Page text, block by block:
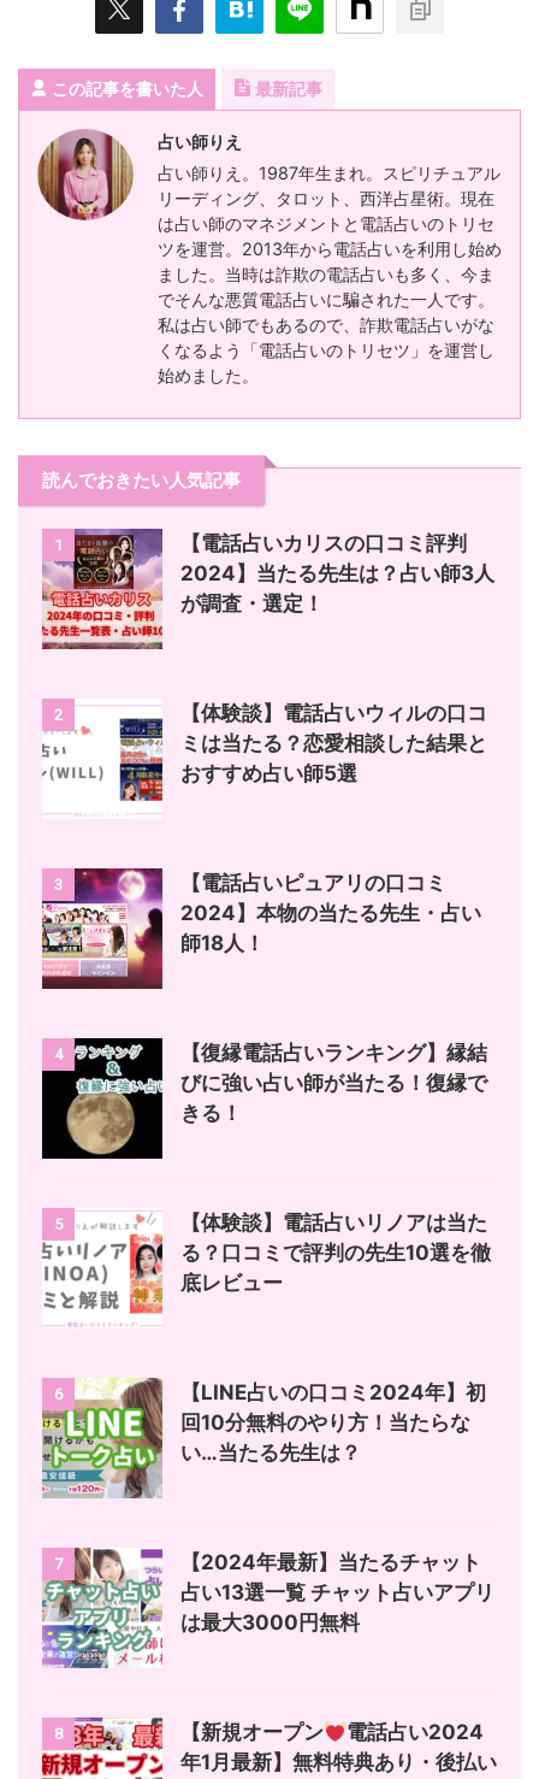
この記事を書いた人 最新記事
占い師りえ
占い師りえ。1987年生まれ。スピリチュアル
リーディング、タロット、西洋占星術。現在
は占い師のマネジメントと電話占いのトリセ
ツを運営。2013年から電話占いを利用し始め
ました。当時は詐欺の電話占いも多く、今ま
でそんな悪質電話占いに騙された一人です。
私は占い師でもあるので、詐欺電話占いがな
くなるよう「電話占いのトリセツ」を運営し
始めました。
読んでおきたい人気記事
1
【電話占いカリスの口コミ評判
2024】当たる先生は？占い師3人
が調査・選定！
2
【体験談】電話占いウィルの口コ
ミは当たる？恋愛相談した結果と
おすすめ占い師5選
3
【電話占いピュアリの口コミ
2024】本物の当たる先生・占い
師18人！
4
【復縁電話占いランキング】縁結
びに強い占い師が当たる！復縁で
きる！
5
【体験談】電話占いリノアは当た
る？口コミで評判の先生10選を徹
底レビュー
6
【LINE占いの口コミ2024年】初
回10分無料のやり方！当たらな
い…当たる先生は？
7
【2024年最新】当たるチャット
占い13選一覧 チャット占いアプリ
は最大3000円無料
8 【新規オープン
電話占い2024
年1月最新】無料特典あり・後払い